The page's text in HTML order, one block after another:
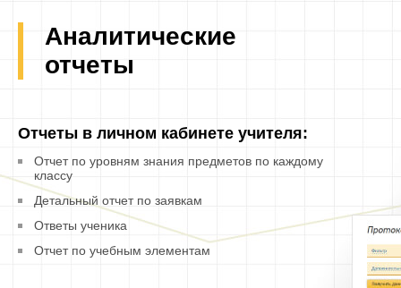
Аналитические
отчеты
Отчеты в личном кабинете учителя:
Отчет по уровням знания предметов по каждому
классу
Детальный отчет по заявкам
Ответы ученика
Отчет по учебным элементам